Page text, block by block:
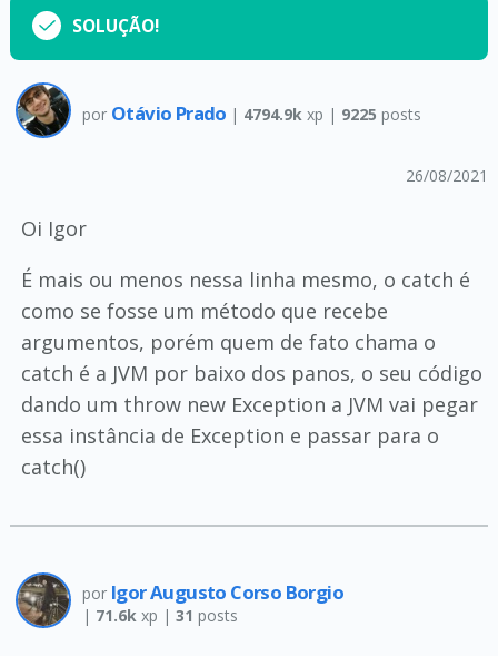
SOLUÇÃO!
por Otávio Prado | 4794.9k xp | 9225 posts
26/08/2021
Oi Igor
É mais ou menos nessa linha mesmo, o catch é
como se fosse um método que recebe
argumentos, porém quem de fato chama o
catch é a JVM por baixo dos panos, o seu código
dando um throw new Exception a JVM vai pegar
essa instância de Exception e passar para o
catch()
por Igor Augusto Corso Borgio
| 71.6kxp | 31 posts